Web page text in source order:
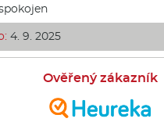
4. 9. 2025
Ověřený zákazník